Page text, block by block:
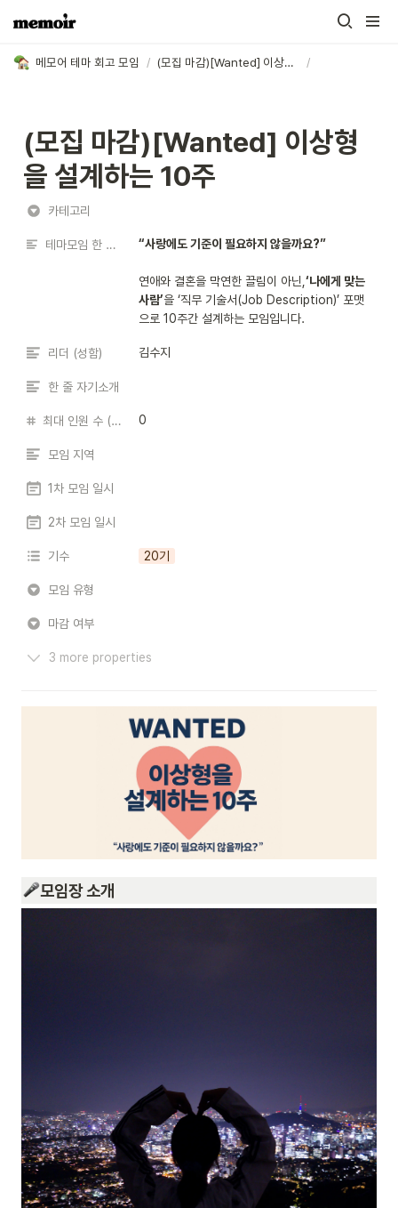
메모어 테마 회고 모임 / (모집 마감)[Wanted] 이상형을 설계하는 10주 /
(모집 마감)[Wanted] 이상형
을 설계하는 10주
카테고리
테마모임 한 줄 소개 “사랑에도 기준이 필요하지 않을까요?”
연애와 결혼을 막연한 끌림이 아닌, ‘나에게 맞는
사람’을 ‘직무 기술서(Job Description)’ 포맷
으로 10주간 설계하는 모임입니다.
리더 (성함) 김수지
한 줄 자기소개
최대 인원 수 (모임장 포함) 0
모임 지역
1차 모임 일시
2차 모임 일시
기수 20기
모임 유형
마감 여부
3 more properties
모임장 소개